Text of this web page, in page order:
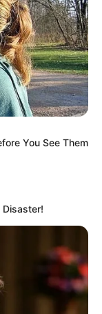
You See Them
Disaster!